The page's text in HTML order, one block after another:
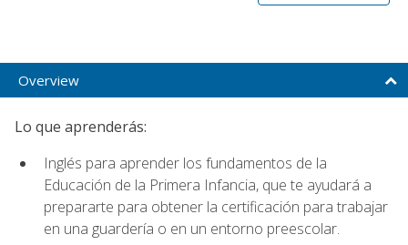
Overview
Lo que aprenderás:
Inglés para aprender los fundamentos de la
Educación de la Primera Infancia, que te ayudará a
prepararte para obtener la certificación para trabajar
en una guardería o en un entorno preescolar.